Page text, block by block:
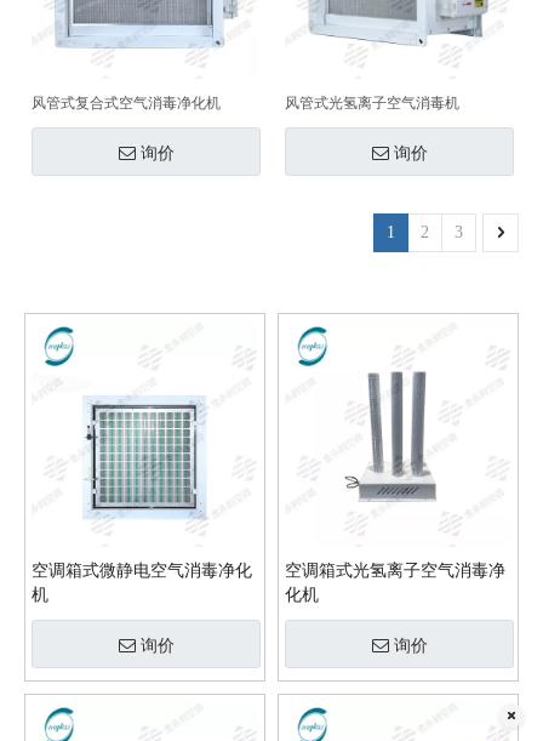
风管式复合式空气消毒净化机
询价
风管式光氢离子空气消毒机
询价
1 2 3
空调箱式微静电空气消毒净化
机
询价
空调箱式光氢离子空气消毒净
化机
询价